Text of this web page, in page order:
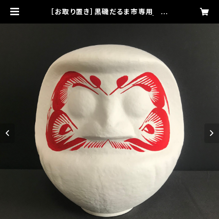
［お取り置き］黒磯だるま市専用 お